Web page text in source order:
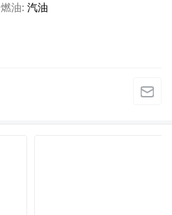
燃油 汽油